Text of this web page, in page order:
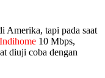
Amerika, tapi pada saat
Indihome 10 Mbps,
diuji coba dengan